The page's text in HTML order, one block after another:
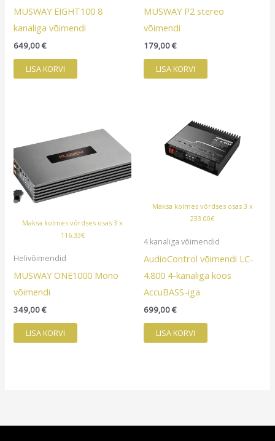
MUSWAY EIGHT100 8
kanaliga võimendi
649,00€
LISA KORVI
MUSWAY P2 stereo
võimendi
179,00€
LISA KORVI
Maksa kolmes võrdses osas 3 x
116.33€
Helivõimendid
MUSWAY ONE1000 Mono
võimendi
349,00€
LISA KORVI
Maksa kolmes võrdses osas 3 x
233.00€
4 kanaliga võimendid
AudioControl võimendi LC-
4.800 4-kanaliga koos
AccuBASS-iga
699,00€
LISA KORVI